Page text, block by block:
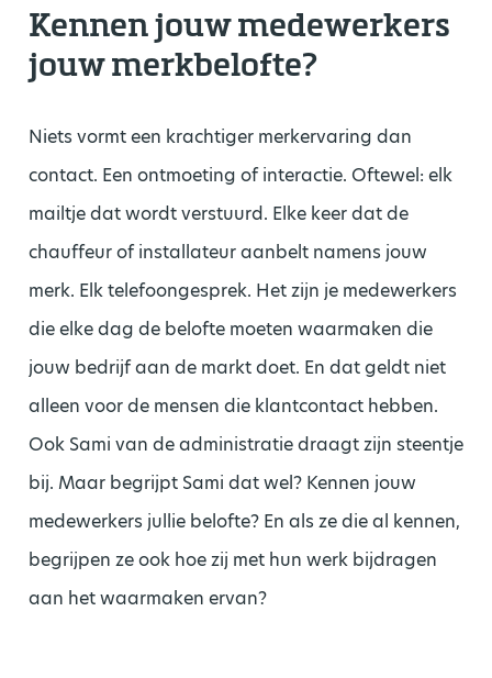
Kennen jouw medewerkers
jouw merkbelofte?
Niets vormt een krachtiger merkervaring dan
contact. Een ontmoeting of interactie. Oftewel: elk
mailtje dat wordt verstuurd. Elke keer dat de
chauffeur of installateur aanbelt namens jouw
merk. Elk telefoongesprek. Het zijn je medewerkers
die elke dag de belofte moeten waarmaken die
jouw bedrijf aan de markt doet. En dat geldt niet
alleen voor de mensen die klantcontact hebben.
Ook Sami van de administratie draagt zijn steentje
bij. Maar begrijpt Sami dat wel? Kennen jouw
medewerkers jullie belofte? En als ze die al kennen,
begrijpen ze ook hoe zij met hun werk bijdragen
aan het waarmaken ervan?